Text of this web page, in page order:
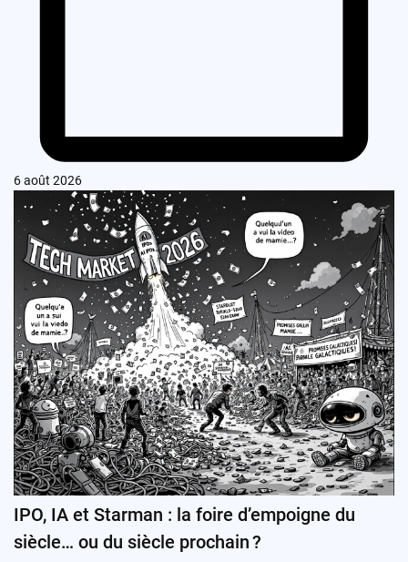
6 août 2026
IPO, IA et Starman : la foire d’empoigne du
siècle… ou du siècle prochain ?